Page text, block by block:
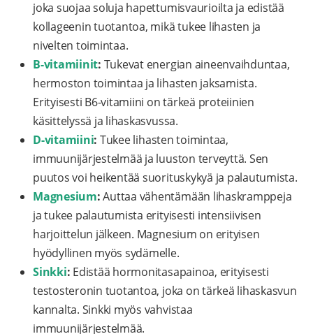
joka suojaa soluja hapettumisvaurioilta ja edistää
kollageenin tuotantoa, mikä tukee lihasten ja
nivelten toimintaa.
B-vitamiinit: Tukevat energian aineenvaihduntaa,
hermoston toimintaa ja lihasten jaksamista.
Erityisesti B6-vitamiini on tärkeä proteiinien
käsittelyssä ja lihaskasvussa.
D-vitamiini: Tukee lihasten toimintaa,
immuunijärjestelmää ja luuston terveyttä. Sen
puutos voi heikentää suorituskykyä ja palautumista.
Magnesium:Auttaa vähentämään lihaskramppeja
ja tukee palautumista erityisesti intensiivisen
harjoittelun jälkeen. Magnesium on erityisen
hyödyllinen myös sydämelle.
Sinkki: Edistää hormonitasapainoa, erityisesti
testosteronin tuotantoa, joka on tärkeä lihaskasvun
kannalta. Sinkki myös vahvistaa
immuunijärjestelmää.